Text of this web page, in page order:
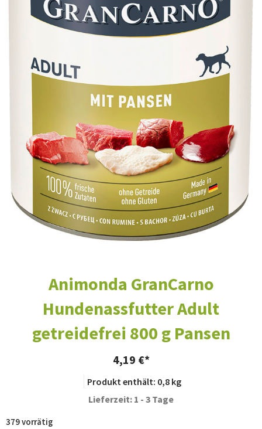
Animonda GranCarno
Hundenassfutter Adult
getreidefrei 800 g Pansen
4,19 €
Produkt enthält: 0,8 kg
Lieferzeit: 1 - 3 Tage
379 vorrätig